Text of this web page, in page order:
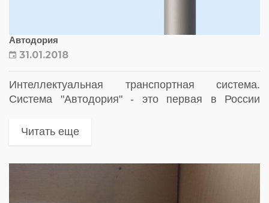
Автодория
31.01.2018
Интеллектуальная транспортная система.
Система "Автодория" - это первая в России
транспортных средств на протяженных участках
Читать еще